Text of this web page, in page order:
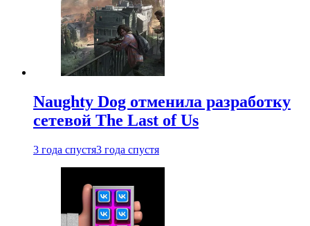
Naughty Dog отменила разработку
сетевой The Last of Us
3 года спустя3 года спустя